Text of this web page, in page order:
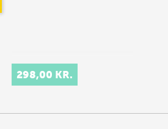
298,00 KR.